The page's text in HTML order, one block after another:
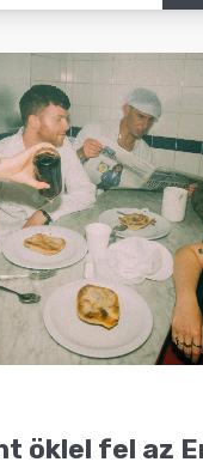
öklel fel az